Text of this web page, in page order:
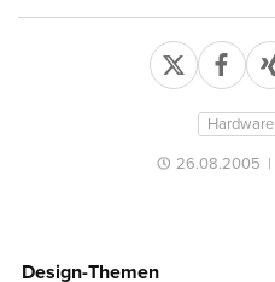
Hardware
26.08.2005 |
Design-Themen